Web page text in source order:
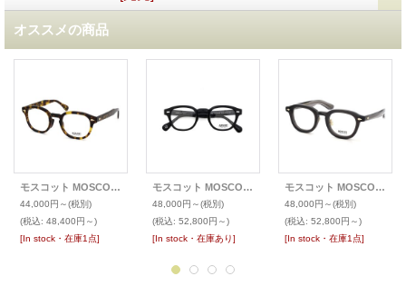
オススメの商品
モスコット MOSCOT 2024年秋発表 限定生産メガネ LEMTOSH レムトッシュ
44,000円～(税別)
(税込: 48,400円～)
[In stock・在庫1点]
モスコット MOSCOT 2026年春発表 限定生産メガネ LEMTOSH レムトッシュ
48,000円～(税別)
(税込: 52,800円～)
[In stock・在庫あり]
モスコット MOSCOT 2025年秋発表 限定生産メガネ DAHVEN(47)
48,000円～(税別)
(税込: 52,800円～)
[In stock・在庫1点]